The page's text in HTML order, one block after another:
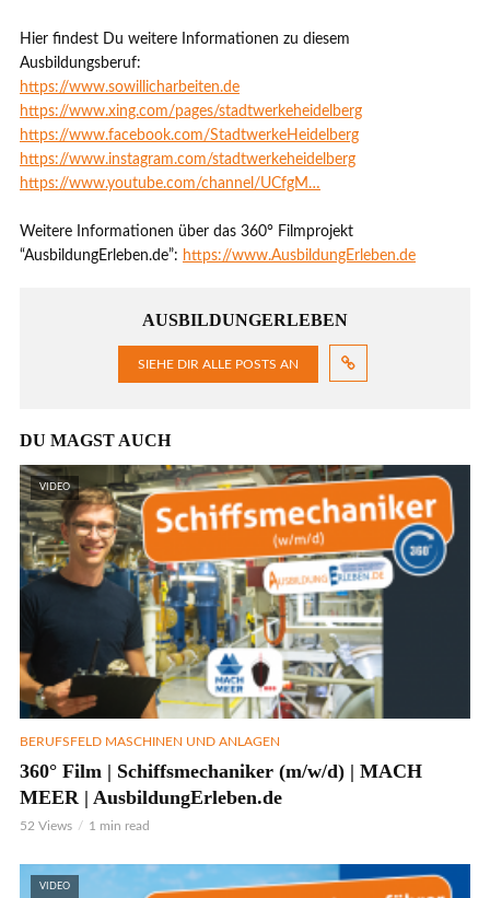
Hier findest Du weitere Informationen zu diesem
Ausbildungsberuf:
https://www.sowillicharbeiten.de
https://www.xing.com/pages/stadtwerkeheidelberg
https://www.facebook.com/StadtwerkeHeidelberg
https://www.instagram.com/stadtwerkeheidelberg
https://www.youtube.com/channel/UCfgM…
Weitere Informationen über das 360° Filmprojekt
“AusbildungErleben.de”: https://www.AusbildungErleben.de
AUSBILDUNGERLEBEN
SIEHE DIR ALLE POSTS AN
DU MAGST AUCH
VIDEO
BERUFSFELD MASCHINEN UND ANLAGEN
360° Film | Schiffsmechaniker (m/w/d) | MACH
MEER | AusbildungErleben.de
52 Views 1 min read
VIDEO